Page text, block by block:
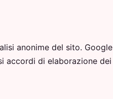
anonime del sito. Google
accordi di elaborazione dei